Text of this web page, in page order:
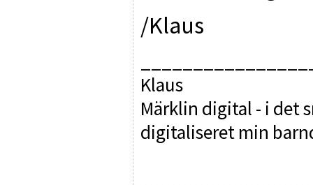
/Klaus
Klaus
Märklin digital - i det
digitaliseret min